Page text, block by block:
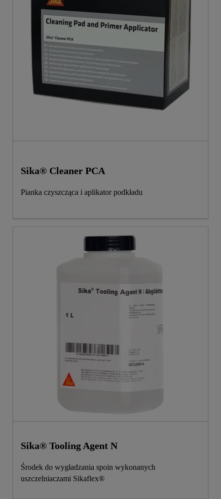
Sika® Cleaner PCA
Pianka czyszcząca i aplikator podkładu
Sika® Tooling Agent N
Środek do wygładzania spoin wykonanych
uszczelniaczami Sikaflex®